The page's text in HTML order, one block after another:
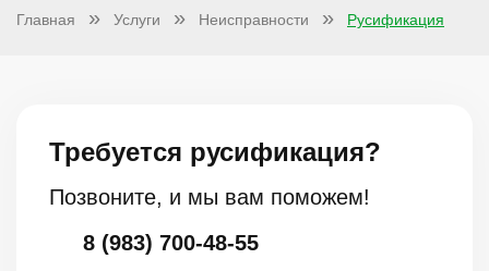
Главная Услуги Неисправности Русификация
Требуется русификация?
Позвоните, и мы вам поможем!
8 (983) 700-48-55